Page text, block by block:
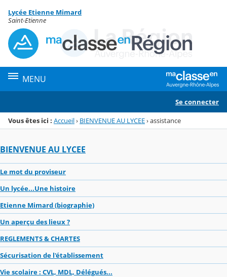
Menu de la rubrique
Contenu
Lycée Etienne Mimard
Saint-Etienne
MENU
Se connecter
Vous êtes ici : Accueil› BIENVENUE AU LYCEE›assistance
BIENVENUE AU LYCEE
Le mot du proviseur
Un lycée...Une histoire
Etienne Mimard (biographie)
Un aperçu des lieux ?
REGLEMENTS & CHARTES
Sécurisation de l'établissement
Vie scolaire : CVL, MDL, Délégués...